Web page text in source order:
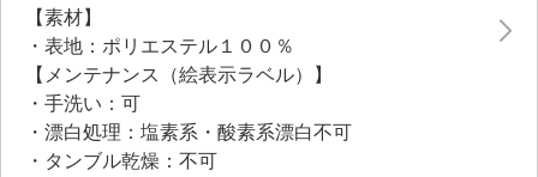
【素材】
・表地：ポリエステル１００％
【メンテナンス（絵表示ラベル）】
・手洗い：可
・漂白処理：塩素系・酸素系漂白不可
・タンブル乾燥：不可